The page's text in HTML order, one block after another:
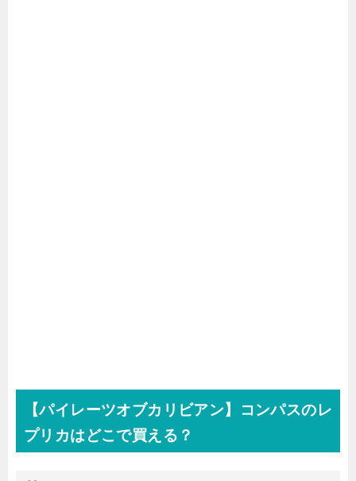
【パイレーツオブカリビアン】コンパスのレ
プリカはどこで買える？